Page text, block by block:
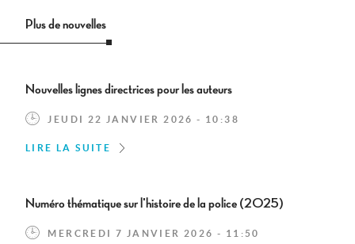
Plus de nouvelles
Nouvelles lignes directrices pour les auteurs
JEUDI 22 JANVIER 2026 - 10:38
LIRE LA SUITE
Numéro thématique sur l'histoire de la police (2025)
MERCREDI 7 JANVIER 2026 - 11:50